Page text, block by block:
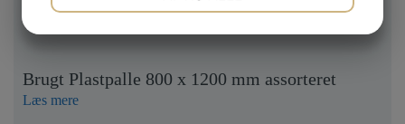
Brugt Plastpalle 800 x 1200 mm assorteret
Læs mere